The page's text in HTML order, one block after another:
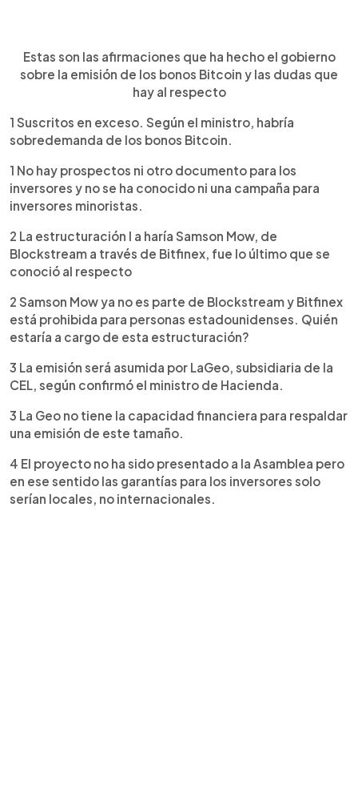
Estas son las afirmaciones que ha hecho el gobierno
sobre la emisión de los bonos Bitcoin y las dudas que
hay al respecto
1 Suscritos en exceso. Según el ministro, habría
sobredemanda de los bonos Bitcoin.
1 No hay prospectos ni otro documento para los
inversores y no se ha conocido ni una campaña para
inversores minoristas.
2 La estructuración l a haría Samson Mow, de
Blockstream a través de Bitfinex, fue lo último que se
conoció al respecto
2 Samson Mow ya no es parte de Blockstream y Bitfinex
está prohibida para personas estadounidenses. Quién
estaría a cargo de esta estructuración?
3 La emisión será asumida por LaGeo, subsidiaria de la
CEL, según confirmó el ministro de Hacienda.
3 La Geo no tiene la capacidad financiera para respaldar
una emisión de este tamaño.
4 El proyecto no ha sido presentado a la Asamblea pero
en ese sentido las garantías para los inversores solo
serían locales, no internacionales.